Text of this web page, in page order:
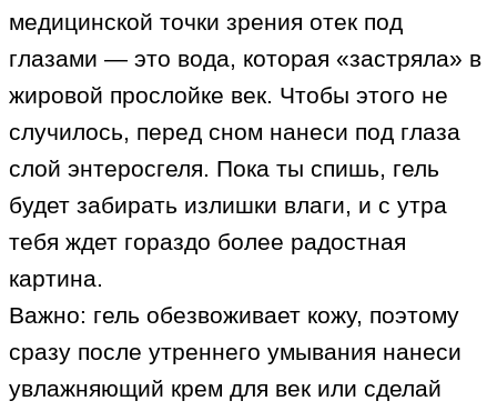
медицинской точки зрения отек под
глазами — это вода, которая «застряла» в
жировой прослойке век. Чтобы этого не
случилось, перед сном нанеси под глаза
слой энтеросгеля. Пока ты спишь, гель
будет забирать излишки влаги, и с утра
тебя ждет гораздо более радостная
картина.
Важно: гель обезвоживает кожу, поэтому
сразу после утреннего умывания нанеси
увлажняющий крем для век или сделай